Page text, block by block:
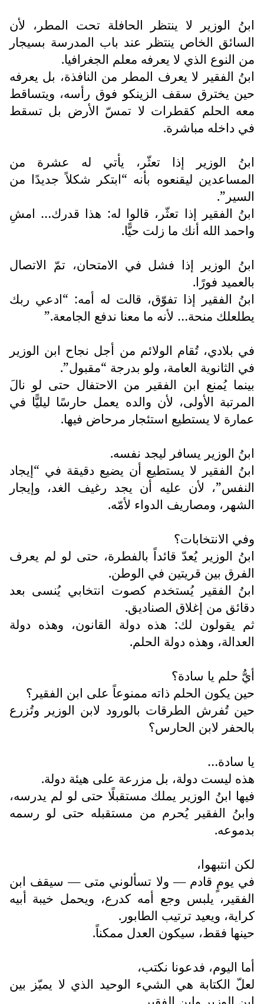
ابنُ الوزير لا ينتظر الحافلة تحت المطر، لأن
السائق الخاص ينتظر عند باب المدرسة بسيجار
من النوع الذي لا يعرفه معلم الجغرافيا.
ابنُ الفقير لا يعرف المطر من النافذة، بل يعرفه
حين يخترق سقف الزينكو فوق رأسه، ويتساقط
معه الحلم كقطرات لا تمسّ الأرض بل تسقط
في داخله مباشرة.
ابنُ الوزير إذا تعثّر، يأتي له عشرة من
المساعدين ليقنعوه بأنه “ابتكر شكلاً جديدًا من
السير”.
ابنُ الفقير إذا تعثّر، قالوا له: هذا قدرك… امشِ
واحمد الله أنك ما زلت حيًّا.
ابنُ الوزير إذا فشل في الامتحان، تمّ الاتصال
بالعميد فورًا.
ابنُ الفقير إذا تفوّق، قالت له أمه: “ادعي ربك
يطلعلك منحة… لأنه ما معنا ندفع الجامعة.”
في بلادي، تُقام الولائم من أجل نجاح ابن الوزير
في الثانوية العامة، ولو بدرجة “مقبول”.
بينما يُمنع ابن الفقير من الاحتفال حتى لو نالَ
المرتبة الأولى، لأن والده يعمل حارسًا ليليًّا في
عمارة لا يستطيع استئجار مرحاض فيها.
ابنُ الوزير يسافر ليجد نفسه.
ابنُ الفقير لا يستطيع أن يضيع دقيقة في “إيجاد
النفس”، لأن عليه أن يجد رغيف الغد، وإيجار
الشهر، ومصاريف الدواء لأمّه.
وفي الانتخابات؟
ابنُ الوزير يُعدّ قائداً بالفطرة، حتى لو لم يعرف
الفرق بين قريتين في الوطن.
ابنُ الفقير يُستخدم كصوت انتخابي يُنسى بعد
دقائق من إغلاق الصناديق.
ثم يقولون لك: هذه دولة القانون، وهذه دولة
العدالة، وهذه دولة الحلم.
أيُّ حلم يا سادة؟
حين يكون الحلم ذاته ممنوعاً على ابن الفقير؟
حين تُفرش الطرقات بالورود لابن الوزير وتُزرع
بالحفر لابن الحارس؟
يا سادة…
هذه ليست دولة، بل مزرعة على هيئة دولة.
فيها ابنُ الوزير يملك مستقبلًا حتى لو لم يدرسه،
وابنُ الفقير يُحرم من مستقبله حتى لو رسمه
بدموعه.
لكن انتبهوا،
في يومٍ قادم — ولا تسألوني متى — سيقف ابن
الفقير، يلبس وجع أمه كدرع، ويحمل خيبة أبيه
كراية، ويعيد ترتيب الطابور.
حينها فقط، سيكون العدل ممكناً.
أما اليوم، فدعونا نكتب،
لعلّ الكتابة هي الشيء الوحيد الذي لا يميّز بين